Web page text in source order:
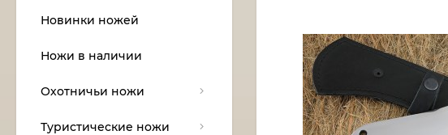
Новинки ножей
Ножи в наличии
Охотничьи ножи
Туристические ножи